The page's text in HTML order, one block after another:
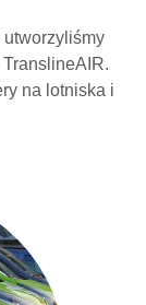
utworzyliśmy
na lotniska i